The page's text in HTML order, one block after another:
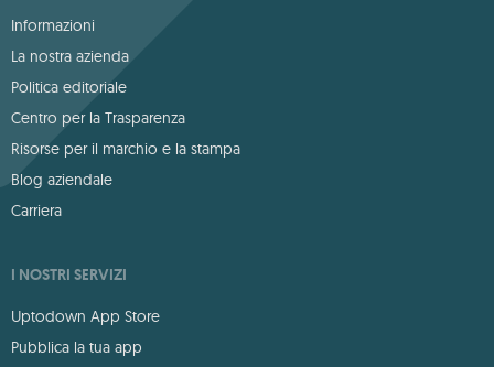
Informazioni
La nostra azienda
Politica editoriale
Centro per la Trasparenza
Risorse per il marchio e la stampa
Blog aziendale
Carriera
I NOSTRI SERVIZI
Uptodown App Store
Pubblica la tua app